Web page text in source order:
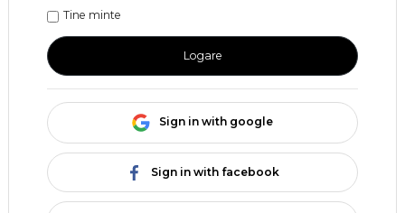
Tine minte
Logare
Sign in with google
Sign in with facebook